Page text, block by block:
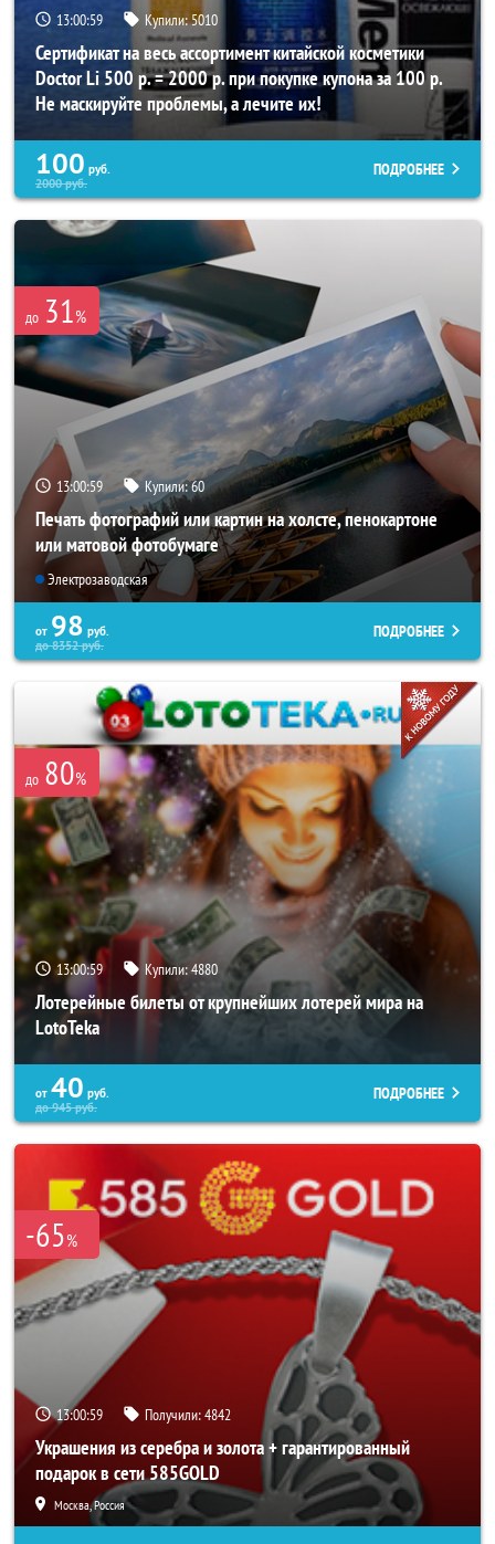
13:00:55 Купили:5010
Сертификат на весь ассортимент китайской косметики
Doctor Li 500 р. = 2000 р. при покупке купона за 100 р.
Не маскируйте проблемы, а лечите их!
100 руб.
2000руб.
ПОДРОБНЕЕ
до 31%
13:00:55 Купили:60
Печать фотографий или картин на холсте, пенокартоне
или матовой фотобумаге
Электрозаводская
от 98 руб.
до8352руб.
ПОДРОБНЕЕ
до 80%
13:00:55 Купили:4880
Лотерейные билеты от крупнейших лотерей мира на
LotoTeka
от 40 руб.
до945руб.
ПОДРОБНЕЕ
-65%
13:00:55 Получили:4842
Украшения из серебра и золота + гарантированный
подарок в сети 585GOLD
Москва, Россия